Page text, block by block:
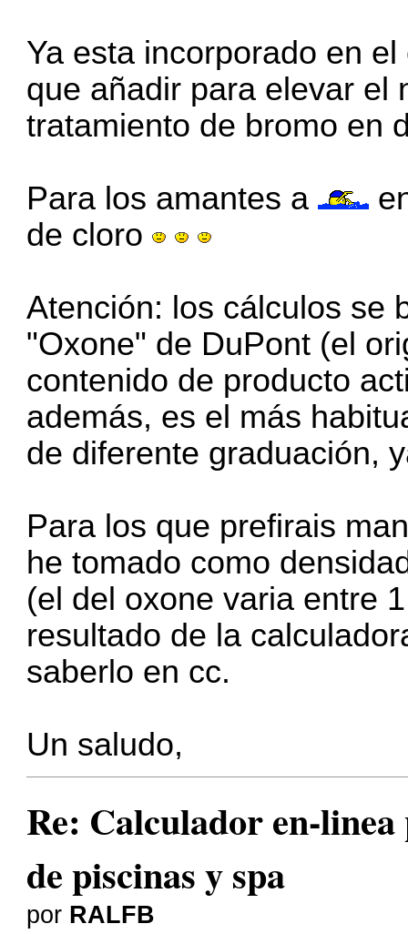
Ya esta incorporado en
que añadir para elevar el
tratamiento de bromo en
Para los amantes a
de cloro
Atención: los cálculos se
"Oxone" de DuPont (el
contenido de producto
además, es el más
de diferente graduación,
Para los que prefirais
he tomado como
(el del oxone varia entre
resultado de la
saberlo en cc.
Un saludo,
Re: Calculador en-
de piscinas y spa
por RALFB